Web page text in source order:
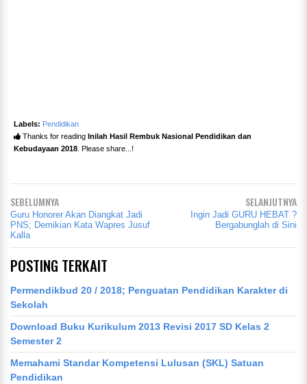
Labels: Pendidikan
Thanks for reading Inilah Hasil Rembuk Nasional Pendidikan dan
Kebudayaan 2018 . Please share...!
SEBELUMNYA
Guru Honorer Akan Diangkat Jadi
PNS; Demikian Kata Wapres Jusuf
Kalla
SELANJUTNYA
Ingin Jadi GURU HEBAT ?
Bergabunglah di Sini
POSTING TERKAIT
Permendikbud 20 / 2018; Penguatan Pendidikan Karakter di
Sekolah
Download Buku Kurikulum 2013 Revisi 2017 SD Kelas 2
Semester 2
Memahami Standar Kompetensi Lulusan (SKL) Satuan
Pendidikan